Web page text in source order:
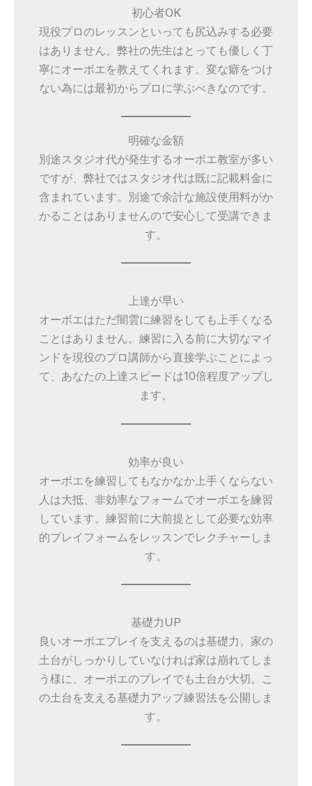
初心者OK
現役プロのレッスンといっても尻込みする必要
はありません。弊社の先生はとっても優しく丁
寧にオーボエを教えてくれます。変な癖をつけ
ない為には最初からプロに学ぶべきなのです。
明確な金額
別途スタジオ代が発生するオーボエ教室が多い
ですが、弊社ではスタジオ代は既に記載料金に
含まれています。別途で余計な施設使用料がか
かることはありませんので安心して受講できま
す。
上達が早い
オーボエはただ闇雲に練習をしても上手くなる
ことはありません。練習に入る前に大切なマイ
ンドを現役のプロ講師から直接学ぶことによっ
て、あなたの上達スピードは10倍程度アップし
ます。
効率が良い
オーボエを練習してもなかなか上手くならない
人は大抵、非効率なフォームでオーボエを練習
しています。練習前に大前提として必要な効率
的プレイフォームをレッスンでレクチャーしま
す。
基礎力UP
良いオーボエプレイを支えるのは基礎力。家の
土台がしっかりしていなければ家は崩れてしま
う様に、オーボエのプレイでも土台が大切。こ
の土台を支える基礎力アップ練習法を公開しま
す。